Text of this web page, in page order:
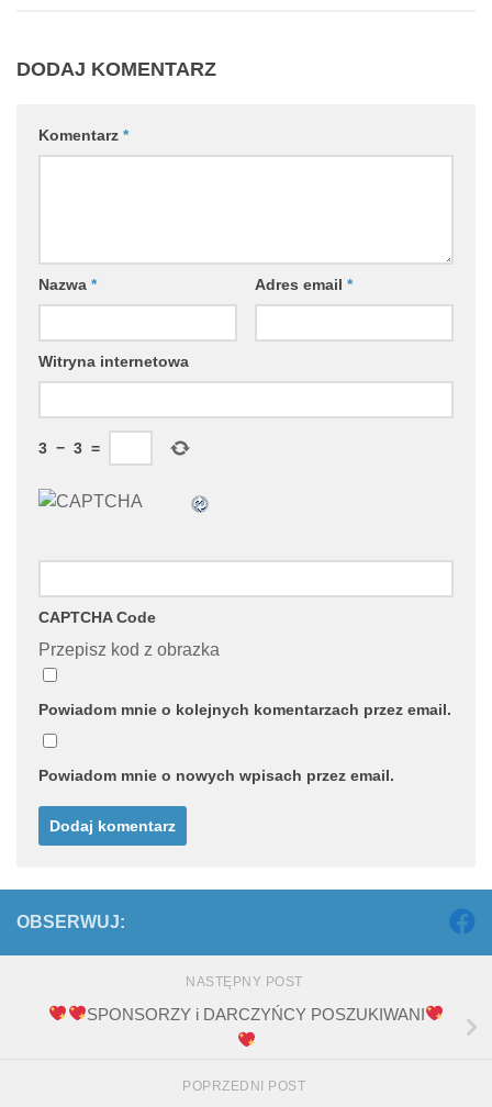
DODAJ KOMENTARZ
Komentarz *
Nazwa * Adres email *
Witryna internetowa
3 − 3 =
CAPTCHA Code
Przepisz kod z obrazka
Powiadom mnie o kolejnych komentarzach przez email.
Powiadom mnie o nowych wpisach przez email.
OBSERWUJ:
NASTĘPNY POST
SPONSORZY i DARCZYŃCY POSZUKIWANI
POPRZEDNI POST